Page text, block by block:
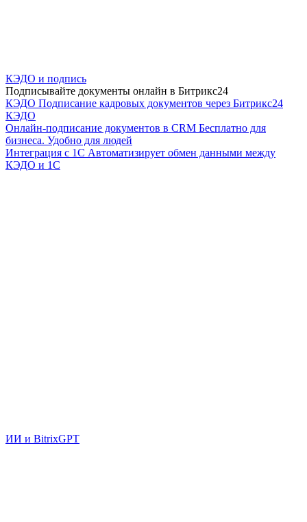
КЭДО и подпись
Подписывайте документы онлайн в Битрикс24
КЭДО Подписание кадровых документов через Битрикс24
КЭДО
Онлайн-подписание документов в CRM Бесплатно для
бизнеса. Удобно для людей
Интеграция с 1С Автоматизирует обмен данными между
КЭДО и 1С
ИИ и BitrixGPT